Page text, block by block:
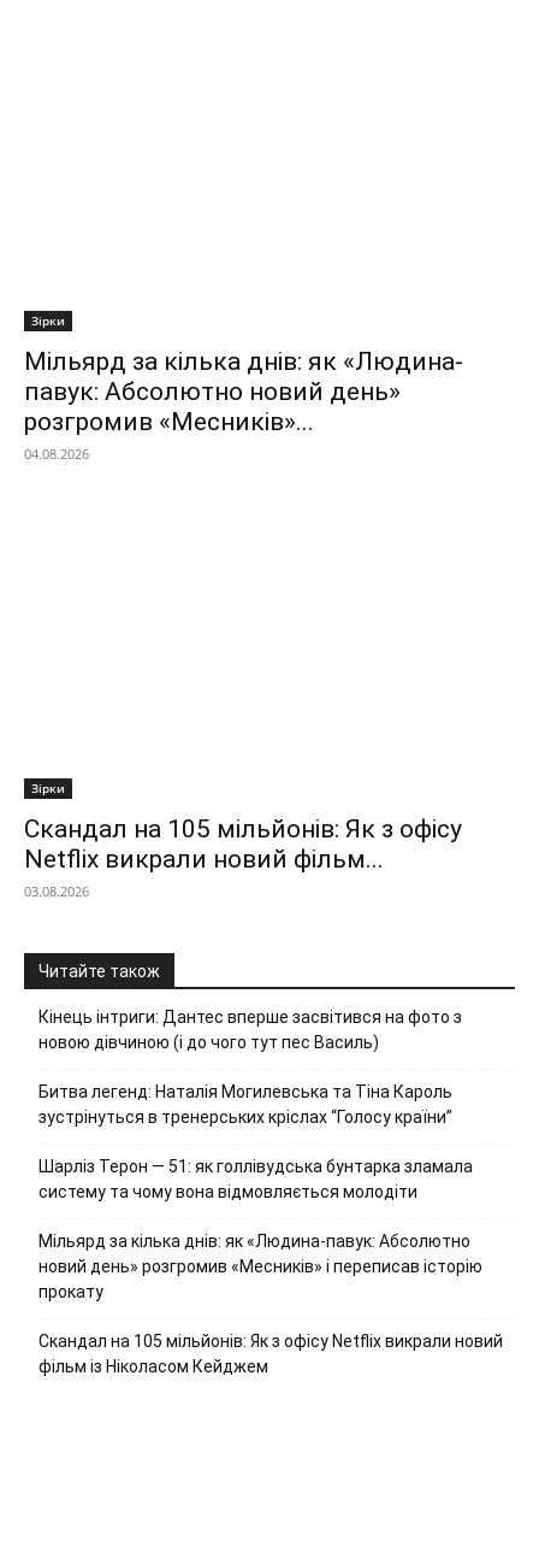
Зірки
Мільярд за кілька днів: як «Людина-
павук: Абсолютно новий день»
розгромив «Месників»...
04.08.2026
Зірки
Скандал на 105 мільйонів: Як з офісу
Netflix викрали новий фільм...
03.08.2026
Читайте також
Кінець інтриги: Дантес вперше засвітився на фото з
новою дівчиною (і до чого тут пес Василь)
Битва легенд: Наталія Могилевська та Тіна Кароль
зустрінуться в тренерських кріслах “Голосу країни”
Шарліз Терон — 51: як голлівудська бунтарка зламала
систему та чому вона відмовляється молодіти
Мільярд за кілька днів: як «Людина-павук: Абсолютно
новий день» розгромив «Месників» і переписав історію
прокату
Скандал на 105 мільйонів: Як з офісу Netflix викрали новий
фільм із Ніколасом Кейджем